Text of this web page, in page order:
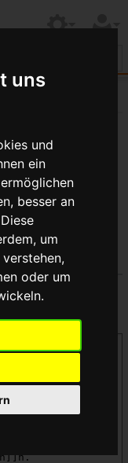
uns
und
ein
besser an
um
oder um
diese
die der Gruppe
und